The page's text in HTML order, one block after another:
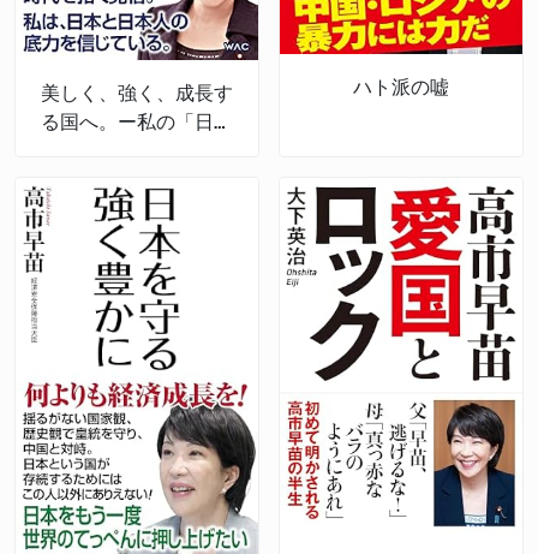
美しく、強く、成長す
る国へ。ー私の「日本
ハト派の嘘